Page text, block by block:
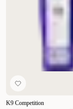
K9 Competition